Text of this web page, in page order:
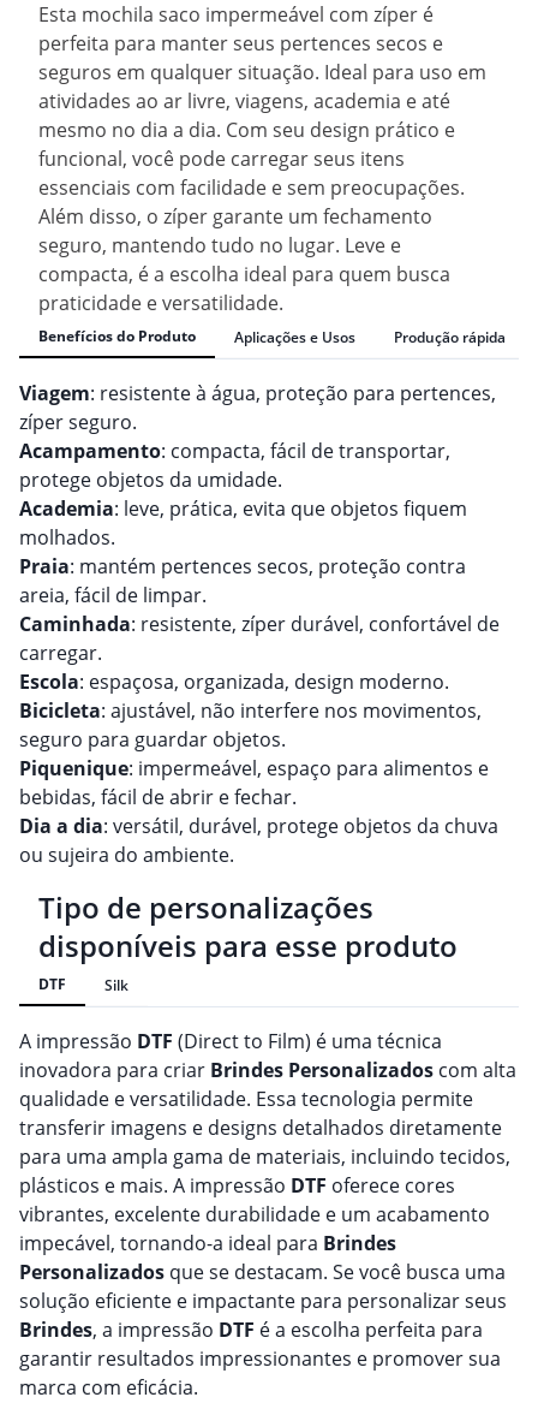
Esta mochila saco impermeável com zíper é
perfeita para manter seus pertences secos e
seguros em qualquer situação. Ideal para uso em
atividades ao ar livre, viagens, academia e até
mesmo no dia a dia. Com seu design prático e
funcional, você pode carregar seus itens
essenciais com facilidade e sem preocupações.
Além disso, o zíper garante um fechamento
seguro, mantendo tudo no lugar. Leve e
compacta, é a escolha ideal para quem busca
praticidade e versatilidade.
Benefícios do Produto Aplicações e Usos Produção rápida
Viagem: resistente à água, proteção para pertences,
zíper seguro.
Acampamento: compacta, fácil de transportar,
protege objetos da umidade.
Academia: leve, prática, evita que objetos fiquem
molhados.
Praia: mantém pertences secos, proteção contra
areia, fácil de limpar.
Caminhada: resistente, zíper durável, confortável de
carregar.
Escola: espaçosa, organizada, design moderno.
Bicicleta: ajustável, não interfere nos movimentos,
seguro para guardar objetos.
Piquenique: impermeável, espaço para alimentos e
bebidas, fácil de abrir e fechar.
Dia a dia: versátil, durável, protege objetos da chuva
ou sujeira do ambiente.
Tipo de personalizações
disponíveis para esse produto
DTF Silk
A impressão DTF (Direct to Film) é uma técnica
inovadora para criar Brindes Personalizados com alta
qualidade e versatilidade. Essa tecnologia permite
transferir imagens e designs detalhados diretamente
para uma ampla gama de materiais, incluindo tecidos,
plásticos e mais. A impressão DTF oferece cores
vibrantes, excelente durabilidade e um acabamento
impecável, tornando-a ideal para Brindes
Personalizados que se destacam. Se você busca uma
solução eficiente e impactante para personalizar seus
Brindes, a impressão DTF é a escolha perfeita para
garantir resultados impressionantes e promover sua
marca com eficácia.